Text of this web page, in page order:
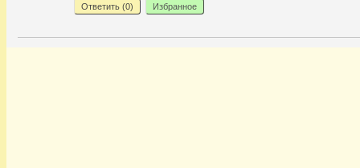
Ответить (0) Избранное